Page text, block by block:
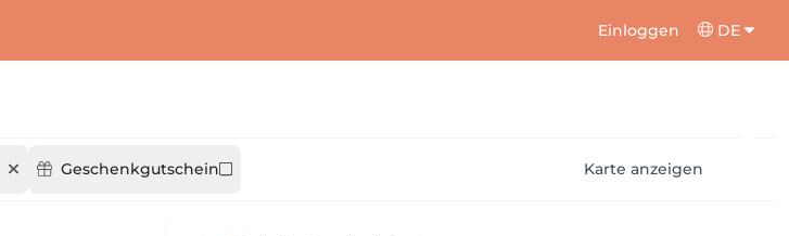
Einloggen DE
Geschenkgutschein Karte anzeigen